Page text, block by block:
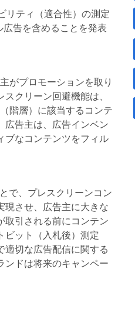
リティ（適合性）の測定
告を含めることを発表
がプロモーションを取り
クリーン回避機能は、
階層）に該当するコンテ
広告主は、広告インベン
ブなコンテンツをフィル
で、プレスクリーンコン
現させ、広告主に大きな
取引される前にコンテン
ビット（入札後）測定
適切な広告配信に関する
ンドは将来のキャンペー